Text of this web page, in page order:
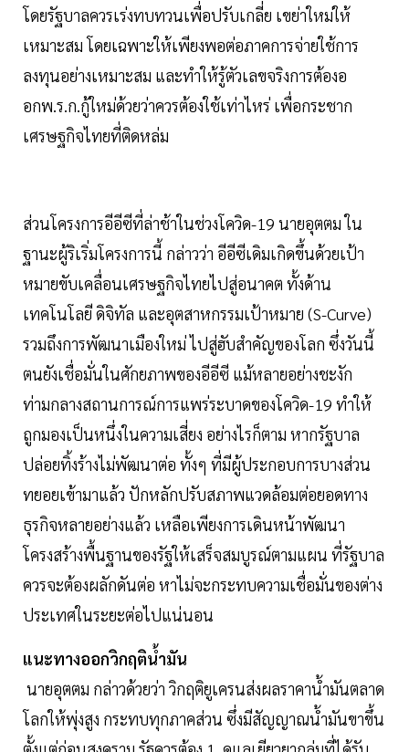
โดยรัฐบาลควรเร่งทบทวนเพื่อปรับเกลี่ย เขย่าใหม่ให้
เหมาะสม โดยเฉพาะให้เพียงพอต่อภาคการจ่ายใช้การ
ลงทุนอย่างเหมาะสม และทำให้รู้ตัวเลขจริงการต้องอ
อกพ.ร.ก.กู้ใหม่ด้วยว่าควรต้องใช้เท่าไหร่ เพื่อกระชาก
เศรษฐกิจไทยที่ติดหล่ม
ส่วนโครงการอีอีซีที่ล่าช้าในช่วงโควิด-19 นายอุตตม ใน
ฐานะผู้ริเริ่มโครงการนี้ กล่าวว่า อีอีซีเดิมเกิดขึ้นด้วยเป้า
หมายขับเคลื่อนเศรษฐกิจไทยไปสู่อนาคต ทั้งด้าน
เทคโนโลยี ดิจิทัล และอุตสาหกรรมเป้าหมาย (S-Curve)
รวมถึงการพัฒนาเมืองใหม่ ไปสู่ฮับสำคัญของโลก ซึ่งวันนี้
ตนยังเชื่อมั่นในศักยภาพของอีอีซี แม้หลายอย่างชะงัก
ท่ามกลางสถานการณ์การแพร่ระบาดของโควิด-19 ทำให้
ถูกมองเป็นหนึ่งในความเสี่ยง อย่างไรก็ตาม หากรัฐบาล
ปล่อยทิ้งร้างไม่พัฒนาต่อ ทั้งๆ ที่มีผู้ประกอบการบางส่วน
ทยอยเข้ามาแล้ว ปักหลักปรับสภาพแวดล้อมต่อยอดทาง
ธุรกิจหลายอย่างแล้ว เหลือเพียงการเดินหน้าพัฒนา
โครงสร้างพื้นฐานของรัฐให้เสร็จสมบูรณ์ตามแผน ที่รัฐบาล
ควรจะต้องผลักดันต่อ หาไม่จะกระทบความเชื่อมั่นของต่าง
ประเทศในระยะต่อไปแน่นอน
แนะทางออกวิกฤติน้ำมัน
นายอุตตม กล่าวด้วยว่า วิกฤติยูเครนส่งผลราคาน้ำมันตลาด
โลกให้พุ่งสูง กระทบทุกภาคส่วน ซึ่งมีสัญญาณน้ำมันขาขึ้น